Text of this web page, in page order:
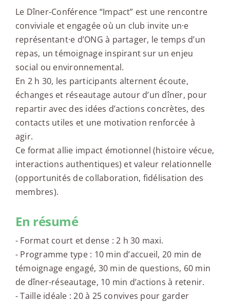
Le Dîner-Conférence “Impact” est une rencontre
conviviale et engagée où un club invite un·e
représentant·e d’ONG à partager, le temps d’un
repas, un témoignage inspirant sur un enjeu
social ou environnemental.
En 2 h 30, les participants alternent écoute,
échanges et réseautage autour d’un dîner, pour
repartir avec des idées d’actions concrètes, des
contacts utiles et une motivation renforcée à
agir.
Ce format allie impact émotionnel (histoire vécue,
interactions authentiques) et valeur relationnelle
(opportunités de collaboration, fidélisation des
membres).
En résumé
- Format court et dense : 2 h 30 maxi.
- Programme type : 10 min d’accueil, 20 min de
témoignage engagé, 30 min de questions, 60 min
de dîner-réseautage, 10 min d’actions à retenir.
- Taille idéale : 20 à 25 convives pour garder